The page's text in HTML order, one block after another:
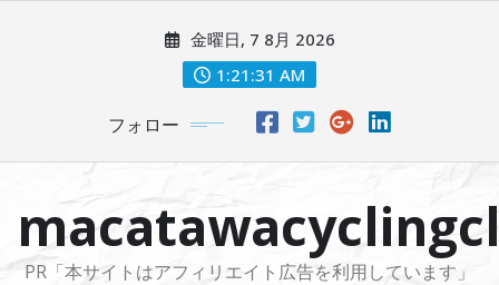
に
金曜日, 7 8月 2026
1:21:33 AM
フォロー
PR「本サイトはアフィリエイト広告を利用しています」